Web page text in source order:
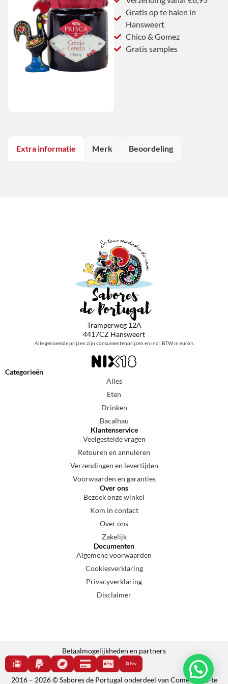
Gratis op te halen in
Hansweert
Chico & Gomez
Gratis samples
Extra informatie Merk Beoordeling
Tramperweg 12A
4417CZ Hansweert
Alle genoemde prijzen zijn consumentenprijzen en incl. BTW in euro’s
Categorieën
Alles
Eten
Drinken
Bacalhau
Klantenservice
Veelgestelde vragen
Retouren en annuleren
Verzendingen en levertijden
Voorwaarden en garanties
Over ons
Bezoek onze winkel
Kom in contact
Over ons
Zakelijk
Documenten
Algemene voorwaarden
Cookiesverklaring
Privacyverklaring
Disclaimer
Betaalmogelijkheden en partners
2016 – 2026 © Sabores de Portugal onderdeel van Come e cala-te